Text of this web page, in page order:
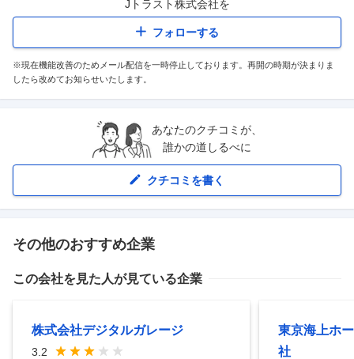
Jトラスト株式会社を
フォローする
※現在機能改善のためメール配信を一時停止しております。再開の時期が決まりま
したら改めてお知らせいたします。
あなたのクチコミが、
誰かの道しるべに
クチコミを書く
その他のおすすめ企業
この会社を見た人が見ている企業
株式会社デジタルガレージ
3.2
東京海上ホ
社